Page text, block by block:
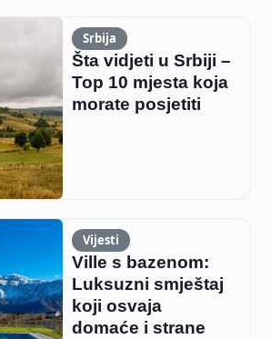
Srbija
Šta vidjeti u Srbiji –
Top 10 mjesta koja
morate posjetiti
Vijesti
Ville s bazenom:
Luksuzni smještaj
koji osvaja
domaće i strane